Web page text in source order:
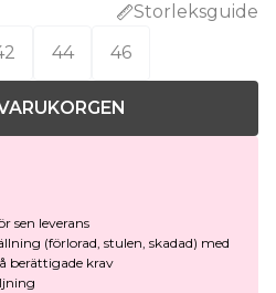
Storleksguide
44 46
sen leverans
(förlorad, stulen, skadad) med
berättigade krav